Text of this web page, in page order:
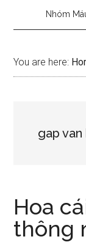
Nhóm
You are here:
gap van
Hoa
thông